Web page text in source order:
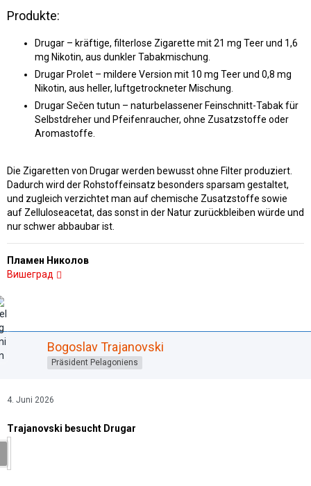
Produkte:
Drugar – kräftige, filterlose Zigarette mit 21 mg Teer und 1,6
mg Nikotin, aus dunkler Tabakmischung.
Drugar Prolet – mildere Version mit 10 mg Teer und 0,8 mg
Nikotin, aus heller, luftgetrockneter Mischung.
Drugar Sečen tutun – naturbelassener Feinschnitt-Tabak für
Selbstdreher und Pfeifenraucher, ohne Zusatzstoffe oder
Aromastoffe.
Die Zigaretten von Drugar werden bewusst ohne Filter produziert.
Dadurch wird der Rohstoffeinsatz besonders sparsam gestaltet,
und zugleich verzichtet man auf chemische Zusatzstoffe sowie
auf Zelluloseacetat, das sonst in der Natur zurückbleiben würde und
nur schwer abbaubar ist.
Пламен Николов
Вишеград
Bogoslav Trajanovski
Präsident Pelagoniens
4. Juni 2026
Trajanovski besucht Drugar